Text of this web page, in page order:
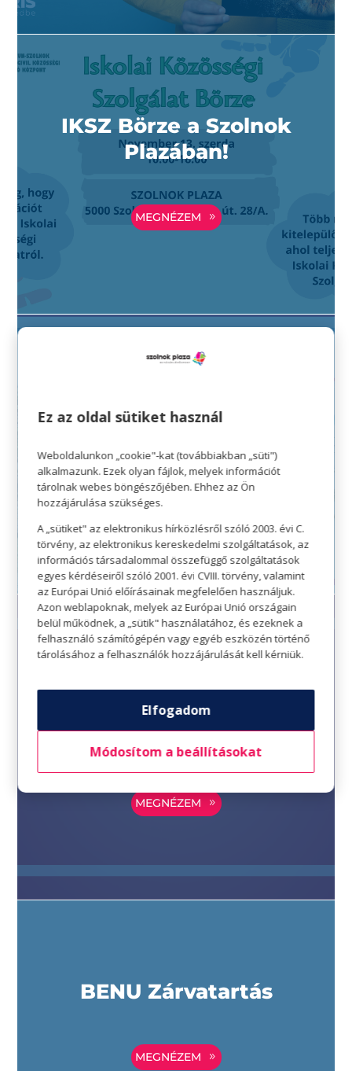
IKSZ Börze a Szolnok
Plazában!
MEGNÉZEM
HELLÓ! KÉSZEN ÁLLSZ
MEGNÉZEM
Rossmann üzletünk
szeptember 8-án zárva
tart!
MEGNÉZEM
BENU Zárvatartás
MEGNÉZEM
Ez az oldal sütiket használ
Weboldalunkon „cookie"-kat (továbbiakban „süti")
alkalmazunk. Ezek olyan fájlok, melyek információt
tárolnak webes böngészőjében. Ehhez az Ön
hozzájárulása szükséges.
A „sütiket" az elektronikus hírközlésről szóló 2003. évi C.
törvény, az elektronikus kereskedelmi szolgáltatások, az
információs társadalommal összefüggő szolgáltatások
egyes kérdéseiről szóló 2001. évi CVIII. törvény, valamint
az Európai Unió előírásainak megfelelően használjuk.
Azon weblapoknak, melyek az Európai Unió országain
belül működnek, a „sütik" használatához, és ezeknek a
felhasználó számítógépén vagy egyéb eszközén történő
tárolásához a felhasználók hozzájárulását kell kérniük.
Elfogadom
Módosítom a beállításokat